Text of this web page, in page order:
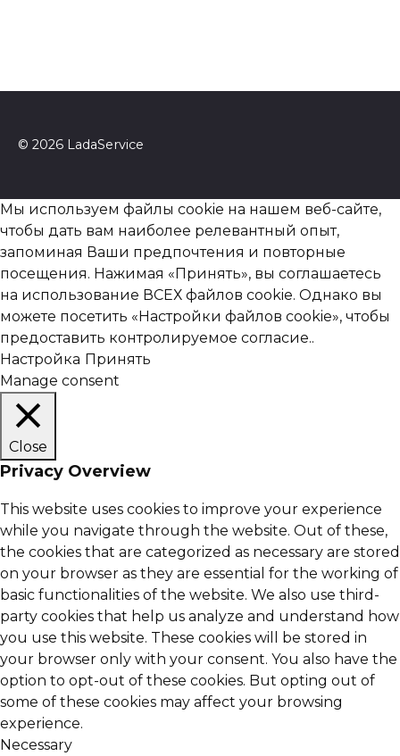
© 2026 LadaService
Мы используем файлы cookie на нашем веб-сайте,
чтобы дать вам наиболее релевантный опыт,
запоминая Ваши предпочтения и повторные
посещения. Нажимая «Принять», вы соглашаетесь
на использование ВСЕХ файлов cookie. Однако вы
можете посетить «Настройки файлов cookie», чтобы
предоставить контролируемое согласие..
Настройка Принять
Manage consent
Close
Privacy Overview
This website uses cookies to improve your experience
while you navigate through the website. Out of these,
the cookies that are categorized as necessary are stored
on your browser as they are essential for the working of
basic functionalities of the website. We also use third-
party cookies that help us analyze and understand how
you use this website. These cookies will be stored in
your browser only with your consent. You also have the
option to opt-out of these cookies. But opting out of
some of these cookies may affect your browsing
experience.
Necessary